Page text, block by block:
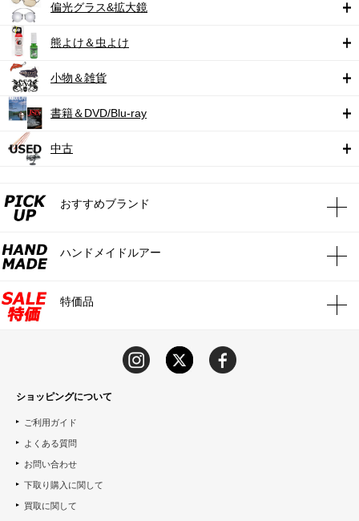
偏光グラス&拡大鏡
熊よけ＆虫よけ
小物＆雑貨
書籍＆DVD/Blu-ray
中古
おすすめブランド
ハンドメイドルアー
特価品
ショッピングについて
ご利用ガイド
よくある質問
お問い合わせ
下取り購入に関して
買取に関して